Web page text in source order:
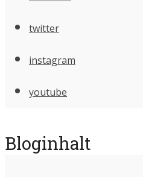
twitter
instagram
youtube
Bloginhalt